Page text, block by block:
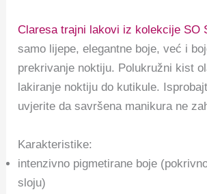
Claresa trajni lakovi iz kolekcije SO
samo lijepe, elegantne boje, već i
prekrivanje noktiju. Polukružni kist
lakiranje noktiju do kutikule.
uvjerite da savršena manikura ne
Karakteristike:
intenzivno pigmetirane boje
sloju)